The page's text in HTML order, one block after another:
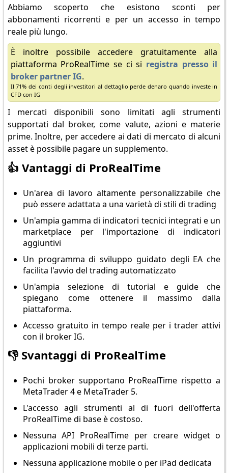
Abbiamo scoperto che esistono sconti per
abbonamenti ricorrenti e per un accesso in tempo
reale più lungo.
È inoltre possibile accedere gratuitamente alla
piattaforma ProRealTime se ci si registra presso il
broker partner IG.
Il 71% dei conti degli investitori al dettaglio perde denaro quando investe in
CFD con IG
I mercati disponibili sono limitati agli strumenti
supportati dal broker, come valute, azioni e materie
prime. Inoltre, per accedere ai dati di mercato di alcuni
asset è possibile pagare un supplemento.
👍 Vantaggi di ProRealTime
Un'area di lavoro altamente personalizzabile che
può essere adattata a una varietà di stili di trading
Un'ampia gamma di indicatori tecnici integrati e un
marketplace per l'importazione di indicatori
aggiuntivi
Un programma di sviluppo guidato degli EA che
facilita l'avvio del trading automatizzato
Un'ampia selezione di tutorial e guide che
spiegano come ottenere il massimo dalla
piattaforma.
Accesso gratuito in tempo reale per i trader attivi
con il broker IG.
👎 Svantaggi di ProRealTime
Pochi broker supportano ProRealTime rispetto a
MetaTrader 4 e MetaTrader 5.
L'accesso agli strumenti al di fuori dell'offerta
ProRealTime di base è costoso.
Nessuna API ProRealTime per creare widget o
applicazioni mobili di terze parti.
Nessuna applicazione mobile o per iPad dedicata